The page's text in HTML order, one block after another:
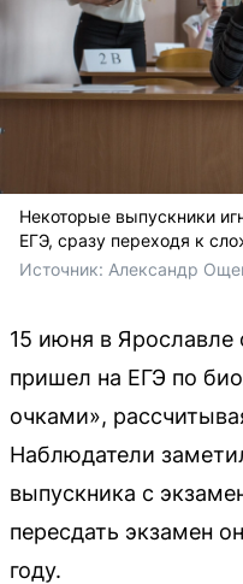
Некоторые выпускники
ЕГЭ, сразу переходя к
Источник: Александр
15 июня в Ярославле
пришел на ЕГЭ по
очками»,
Наблюдатели
выпускника с
пересдать экзамен
году.